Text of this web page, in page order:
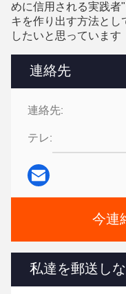
連絡先
連絡先:
テレ:
今連
私達を郵送し
めに信用される実践者
キを作り出す方法とし
したいと思っています